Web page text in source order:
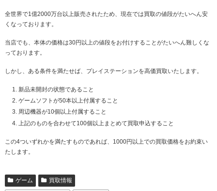
全世界で1億2000万台以上販売されたため、現在では買取の値段がたいへん安
くなっております。
当店でも、本体の価格は30円以上の値段をお付けすることがたいへん難しくな
っております。
しかし、ある条件を満たせば、プレイステーションを高価買取いたします。
新品未開封の状態であること
ゲームソフトが50本以上付属すること
周辺機器が10個以上付属すること
上記のものを合わせて100個以上まとめて買取申込すること
この4ついずれかを満たすものであれば、1000円以上での買取価格をお約束い
たします。
ゲーム 買取情報